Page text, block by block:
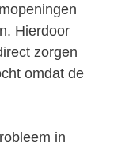
Hierdoor
zorgen
omdat de
in